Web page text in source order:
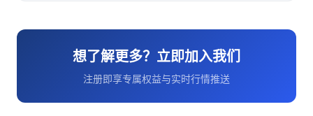
想了解更多？立即加入我们
注册即享专属权益与实时行情推送